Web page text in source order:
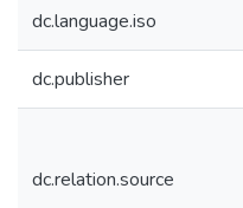
dc.language.iso
dc.publisher
dc.relation.source